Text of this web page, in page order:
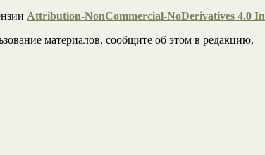
Attribution-NonCommercial-NoDerivatives 4.0
материалов, сообщите об этом в редакцию.